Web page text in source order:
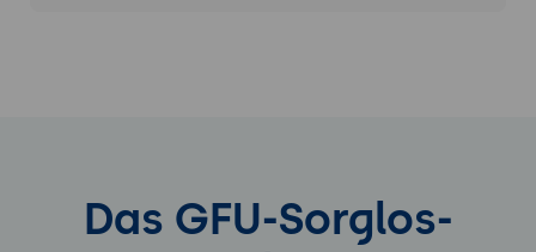
Das GFU-Sorglos-